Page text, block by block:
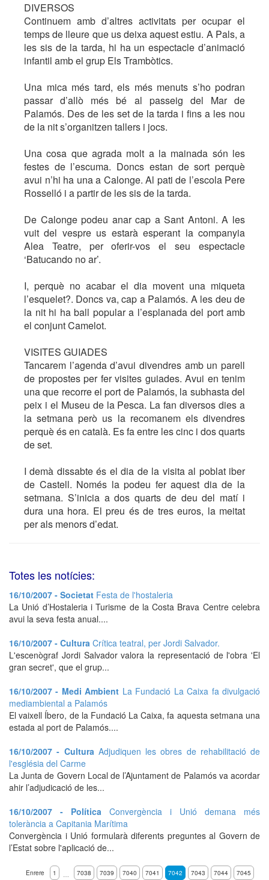
DIVERSOS
Continuem amb d’altres activitats per ocupar el
temps de lleure que us deixa aquest estiu. A Pals, a
les sis de la tarda, hi ha un espectacle d’animació
infantil amb el grup Els Trambòtics.
Una mica més tard, els més menuts s’ho podran
passar d’allò més bé al passeig del Mar de
Palamós. Des de les set de la tarda i fins a les nou
de la nit s’organitzen tallers i jocs.
Una cosa que agrada molt a la mainada són les
festes de l’escuma. Doncs estan de sort perquè
avui n’hi ha una a Calonge. Al pati de l’escola Pere
Rosselló i a partir de les sis de la tarda.
De Calonge podeu anar cap a Sant Antoni. A les
vuit del vespre us estarà esperant la companyia
Alea Teatre, per oferir-vos el seu espectacle
‘Batucando no ar’.
I, perquè no acabar el dia movent una miqueta
l’esquelet?. Doncs va, cap a Palamós. A les deu de
la nit hi ha ball popular a l’esplanada del port amb
el conjunt Camelot.
VISITES GUIADES
Tancarem l’agenda d’avui divendres amb un parell
de propostes per fer visites guiades. Avui en tenim
una que recorre el port de Palamós, la subhasta del
peix i el Museu de la Pesca. La fan diversos dies a
la setmana però us la recomanem els divendres
perquè és en català. Es fa entre les cinc i dos quarts
de set.
I demà dissabte és el dia de la visita al poblat iber
de Castell. Només la podeu fer aquest dia de la
setmana. S’inicia a dos quarts de deu del matí i
dura una hora. El preu és de tres euros, la meitat
per als menors d’edat.
Totes les notícies:
16/10/2007 - Societat Festa de l'hostaleria
La Unió d’Hostaleria i Turisme de la Costa Brava Centre celebra
avui la seva festa anual....
16/10/2007 - Cultura Crítica teatral, per Jordi Salvador.
L'escenògraf Jordi Salvador valora la representació de l'obra 'El
gran secret', que el grup...
16/10/2007 - Medi Ambient La Fundació La Caixa fa divulgació
mediambiental a Palamós
El vaixell Íbero, de la Fundació La Caixa, fa aquesta setmana una
estada al port de Palamós....
16/10/2007 - Cultura Adjudiquen les obres de rehabilitació de
l'església del Carme
La Junta de Govern Local de l’Ajuntament de Palamós va acordar
ahir l’adjudicació de les...
16/10/2007 - Política Convergència i Unió demana més
tolerància a Capitania Marítima
Convergència i Unió formularà diferents preguntes al Govern de
l’Estat sobre l'aplicació de...
Enrere 1 … 7038 7039 7040 7041 7042 7043 7044 7045